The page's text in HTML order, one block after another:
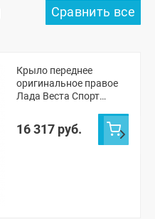
Крыло переднее
оригинальное правое
Лада Веста Спорт
16 317 руб.